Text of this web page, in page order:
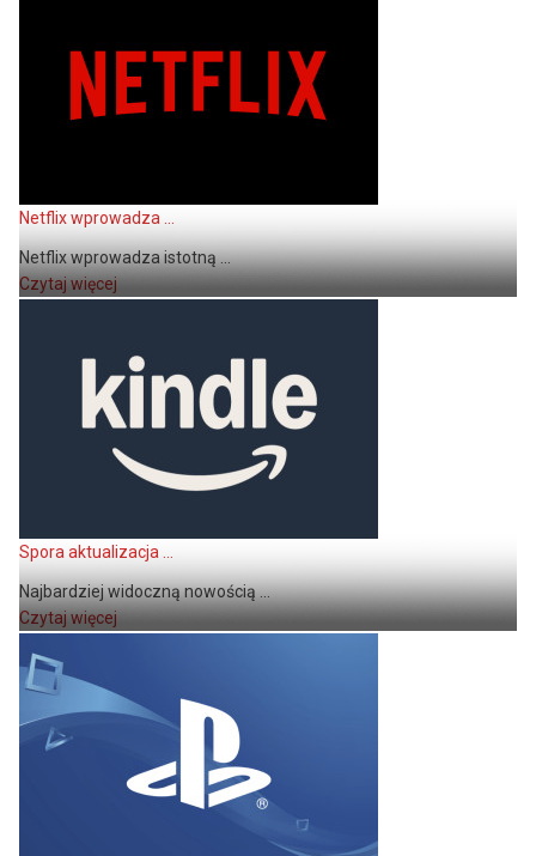
Netflix wprowadza ...
Netflix wprowadza istotną ...
Czytaj więcej
Spora aktualizacja ...
Najbardziej widoczną nowością ...
Czytaj więcej